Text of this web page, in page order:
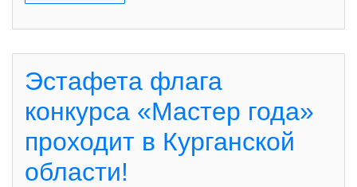
Эстафета флага
конкурса «Мастер года»
проходит в Курганской
области!